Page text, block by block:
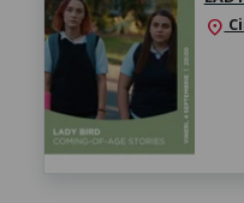
location_on